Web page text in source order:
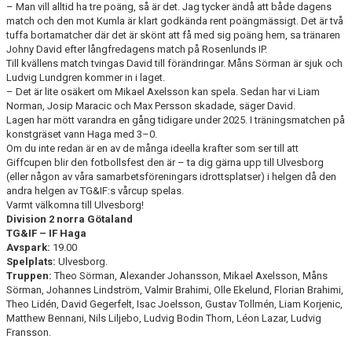
– Man vill alltid ha tre poäng, så är det. Jag tycker ändå att både dagens
match och den mot Kumla är klart godkända rent poängmässigt. Det är två
tuffa bortamatcher där det är skönt att få med sig poäng hem, sa tränaren
Johny David efter långfredagens match på Rosenlunds IP.
Till kvällens match tvingas David till förändringar. Måns Sörman är sjuk och
Ludvig Lundgren kommer in i laget.
– Det är lite osäkert om Mikael Axelsson kan spela. Sedan har vi Liam
Norman, Josip Maracic och Max Persson skadade, säger David.
Lagen har mött varandra en gång tidigare under 2025. I träningsmatchen på
konstgräset vann Haga med 3–0.
Om du inte redan är en av de många ideella krafter som ser till att
Giffcupen blir den fotbollsfest den är – ta dig gärna upp till Ulvesborg
(eller någon av våra samarbetsföreningars idrottsplatser) i helgen då den
andra helgen av TG&IF:s vårcup spelas.
Varmt välkomna till Ulvesborg!
Division 2 norra Götaland
TG&IF – IF Haga
Avspark: 19.00
Spelplats: Ulvesborg.
Truppen:Theo Sörman, Alexander Johansson, Mikael Axelsson, Måns
Sörman, Johannes Lindström, Valmir Brahimi, Olle Ekelund, Florian Brahimi,
Theo Lidén, David Gegerfelt, Isac Joelsson, Gustav Tollmén, Liam Korjenic,
Matthew Bennani, Nils Liljebo, Ludvig Bodin Thorn, Léon Lazar, Ludvig
Fransson.